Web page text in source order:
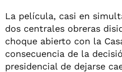
La película, casi en
dos centrales obreras
choque abierto con la
consecuencia de la
presidencial de dejarse